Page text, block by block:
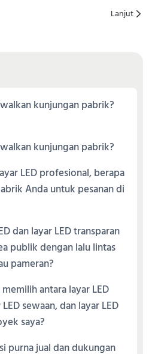
Lanjut
kunjungan pabrik?
kunjungan pabrik?
LED profesional, berapa
Anda untuk pesanan di
dan layar LED transparan
publik dengan lalu lintas
pameran?
antara layar LED
sewaan, dan layar LED
saya?
purna jual dan dukungan